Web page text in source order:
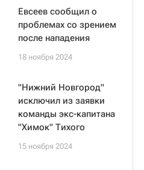
Евсеев сообщил о
проблемах со зрением
после нападения
18 ноября 2024
"Нижний Новгород"
исключил из заявки
команды экс-капитана
"Химок" Тихого
15 ноября 2024